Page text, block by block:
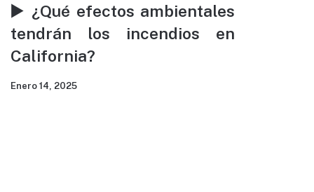
▶️ ¿Qué efectos ambientales
tendrán los incendios en
California?
Enero 14, 2025